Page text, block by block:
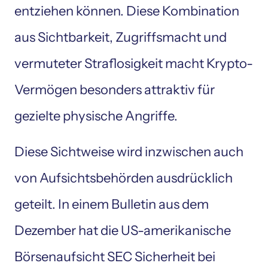
entziehen können. Diese Kombination
aus Sichtbarkeit, Zugriffsmacht und
vermuteter Straflosigkeit macht Krypto-
Vermögen besonders attraktiv für
gezielte physische Angriffe.
Diese Sichtweise wird inzwischen auch
von Aufsichtsbehörden ausdrücklich
geteilt. In einem Bulletin aus dem
Dezember hat die US-amerikanische
Börsenaufsicht SEC Sicherheit bei